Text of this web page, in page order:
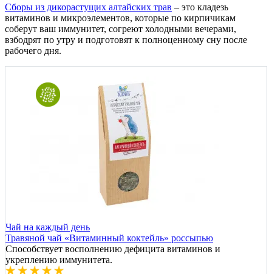
Сборы из дикорастущих алтайских трав – это кладезь
витаминов и микроэлементов, которые по кирпичикам
соберут ваш иммунитет, согреют холодными вечерами,
взбодрят по утру и подготовят к полноценному сну после
рабочего дня.
Чай на каждый день
Травяной чай «Витаминный коктейль» россыпью
Способствует восполнению дефицита витаминов и
укреплению иммунитета.